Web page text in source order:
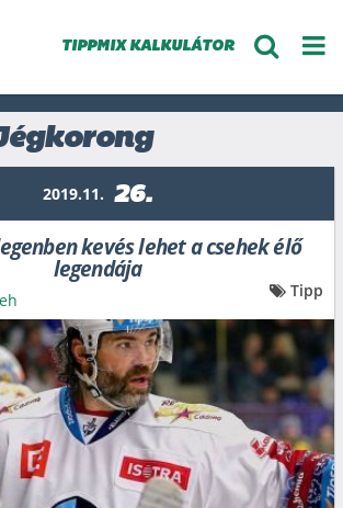
TIPPMIX KALKULÁTOR
2019.11. 26.
kevés lehet a csehek élő
legendája
Tipp